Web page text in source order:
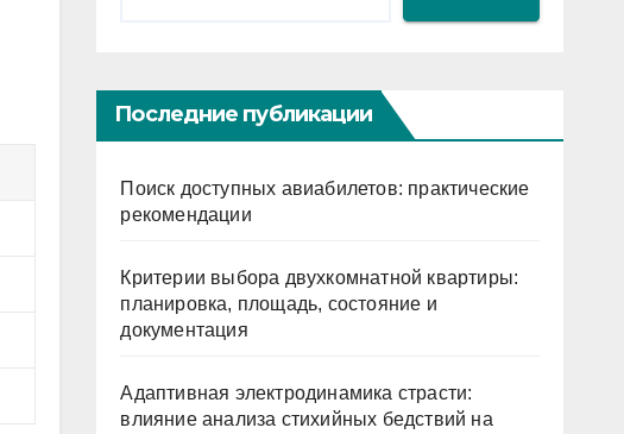
Последние публикации
Поиск доступных авиабилетов: практические
рекомендации
Критерии выбора двухкомнатной квартиры:
планировка, площадь, состояние и
документация
Адаптивная электродинамика страсти:
влияние анализа стихийных бедствий на